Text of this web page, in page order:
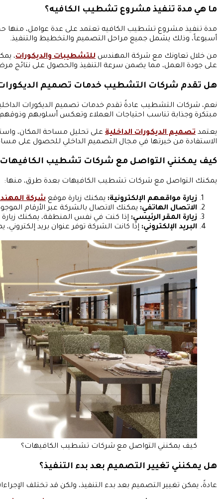
ما هي مدة تنفيذ مشروع تشطيب الكافيه؟
أسبوعاً، وذلك يشمل جميع مراحل التصميم والتخطيط والتنفيذ.
من خلال تعاونك مع شركة المهندس للتشطيبات والديكورات،
على جودة العمل، مما يضمن سرعة التنفيذ والحصول على نتائج
هل تقدم شركات التشطيب خدمات تصميم الديكورات
نعم، شركات التشطيب عادةً تقدم خدمات تصميم الديكورات
مبتكرة وجذابة تناسب احتياجات العملاء وتعكس أسلوبهم
يعتمد تصميم الديكورات الداخلية على تحليل مساحة المكان،
الاستفادة من خبرتها في مجال التصميم الداخلي للحصول على
كيف يمكنني التواصل مع شركات تشطيب
يمكنك التواصل مع شركات تشطيب الكافيهات بعدة طرق، منها:
زيارة مواقعهم الإلكترونية: يمكنك زيارة موقع شركة
الاتصال الهاتفي: يمكنك الاتصال بالشركة عبر الأرقام
زيارة المقر الرئيسي: إذا كنت في نفس المنطقة، يمكنك
البريد الإلكتروني: إذا كانت الشركة توفر عنوان بريد
كيف يمكنني التواصل مع شركات تشطيب الكافيهات؟
هل يمكنني تغيير التصميم بعد بدء التنفيذ؟
عادةً، يمكن تغيير التصميم بعد بدء التنفيذ، ولكن قد تختلف